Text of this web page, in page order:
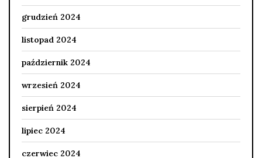
grudzień 2024
listopad 2024
październik 2024
wrzesień 2024
sierpień 2024
lipiec 2024
czerwiec 2024